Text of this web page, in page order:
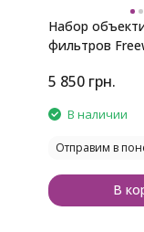
Набор
фильтров
5 850 грн.
В наличии
Отправим в
В